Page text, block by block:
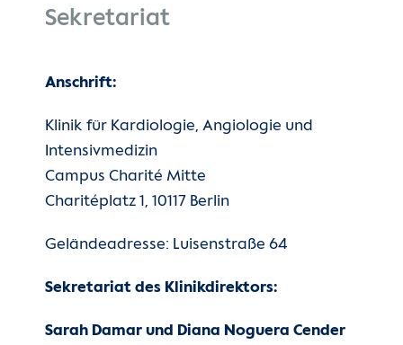
Stationäre Behandlung in der Kardiologie
Zuweiser
Sekretariat
Anschrift:
Klinik für Kardiologie, Angiologie und
Intensivmedizin
Campus Charité Mitte
Charitéplatz 1, 10117 Berlin
Geländeadresse: Luisenstraße 64
Sekretariat des Klinikdirektors:
Sarah Damar und Diana Noguera Cender